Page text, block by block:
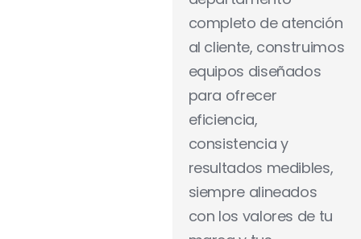
completo de atención
al cliente, construimos
equipos diseñados
para ofrecer
eficiencia,
consistencia y
resultados medibles,
siempre alineados
con los valores de tu